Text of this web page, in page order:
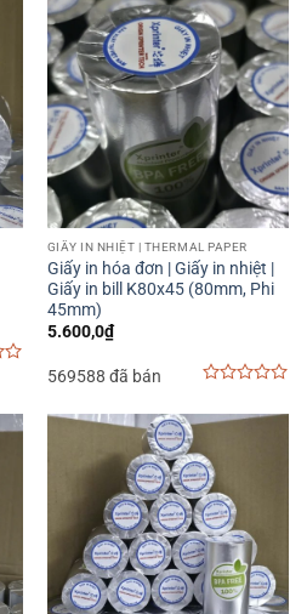
GIẤY IN NHIỆT | THERMAL PAPER
Giấy in hóa đơn | Giấy in nhiệt |
Giấy in bill K80x45 (80mm, Phi
45mm)
5.600,0₫
569588 đã bán
out